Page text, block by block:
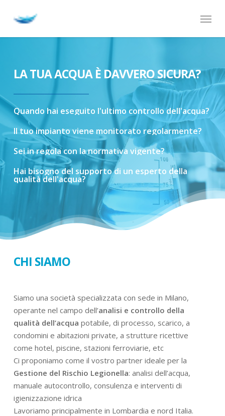
Menu
LA TUA ACQUA È DAVVERO SICURA?
Quando hai eseguito l'ultimo controllo dell'acqua?
Il tuoimpianto viene monitorato regolarmente?
Seiinregola con lanormativa vigente?
Hai bisognodel supportodi un esperto della
qualitàdell'acqua?
CHI SIAMO
Siamo una società specializzata con sede in Milano,
operante nel campo dell’analisi e controllo della
qualità dell’acqua potabile, di processo, scarico, a
condomini e abitazioni private, a strutture ricettive
come hotel, piscine, stazioni ferroviarie, etc
Ci proponiamo come il vostro partner ideale per la
Gestione del Rischio Legionella: analisi dell’acqua,
manuale autocontrollo, consulenza e interventi di
igienizzazione idrica
Lavoriamo principalmente in Lombardia e nord Italia.